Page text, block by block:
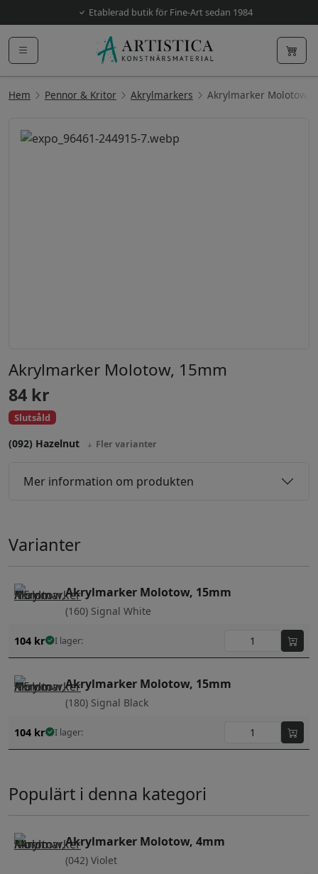
Etablerad butik för Fine-Art sedan 1984
Hem Pennor & Kritor Akrylmarkers Akrylmarker Molotow,
Akrylmarker Molotow, 15mm
84 kr
Slutsåld
(092) Hazelnut Fler varianter
Mer information om produkten
Varianter
Akrylmarker Molotow, 15mm
(160) Signal White
104 kr I lager:
Akrylmarker Molotow, 15mm
(180) Signal Black
104 kr I lager:
Populärt i denna kategori
Akrylmarker Molotow, 4mm
(042) Violet